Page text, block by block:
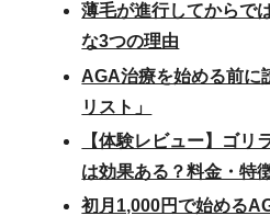
薄毛が進行してからで
な3つの理由
AGA治療を始める前に
リスト」
【体験レビュー】ゴ
は効果ある？料金・特
初月1,000円で始める